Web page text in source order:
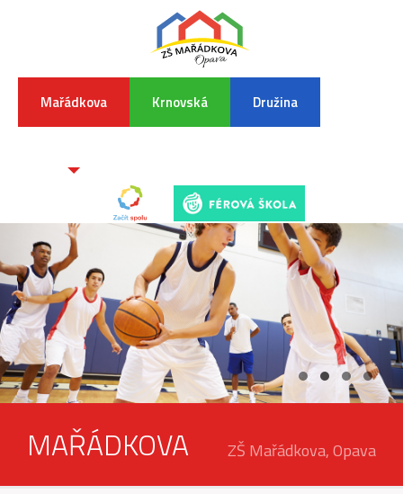
Mařádkova Krnovská Družina
MAŘÁDKOVA ZŠ Mařádkova, Opava